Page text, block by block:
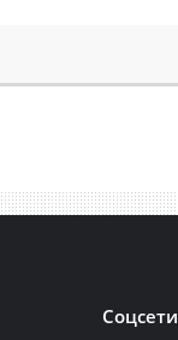
Соцсети